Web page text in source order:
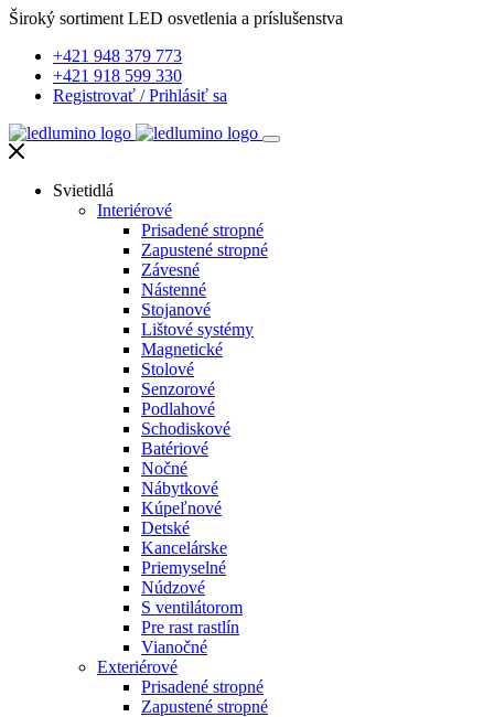
Široký sortiment LED osvetlenia a príslušenstva
+421 948 379 773
+421 918 599 330
Registrovať /Prihlásiť sa
Svietidlá
Interiérové
Prisadené stropné
Zapustené stropné
Závesné
Nástenné
Stojanové
Lištové systémy
Magnetické
Stolové
Senzorové
Podlahové
Schodiskové
Batériové
Nočné
Nábytkové
Kúpeľnové
Detské
Kancelárske
Priemyselné
Núdzové
S ventilátorom
Pre rast rastlín
Vianočné
Exteriérové
Prisadené stropné
Zapustené stropné